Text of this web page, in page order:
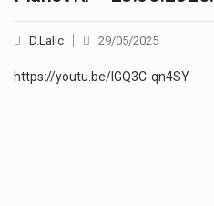
D.Lalic 29/05/2025
https://youtu.be/lGQ3C-qn4SY